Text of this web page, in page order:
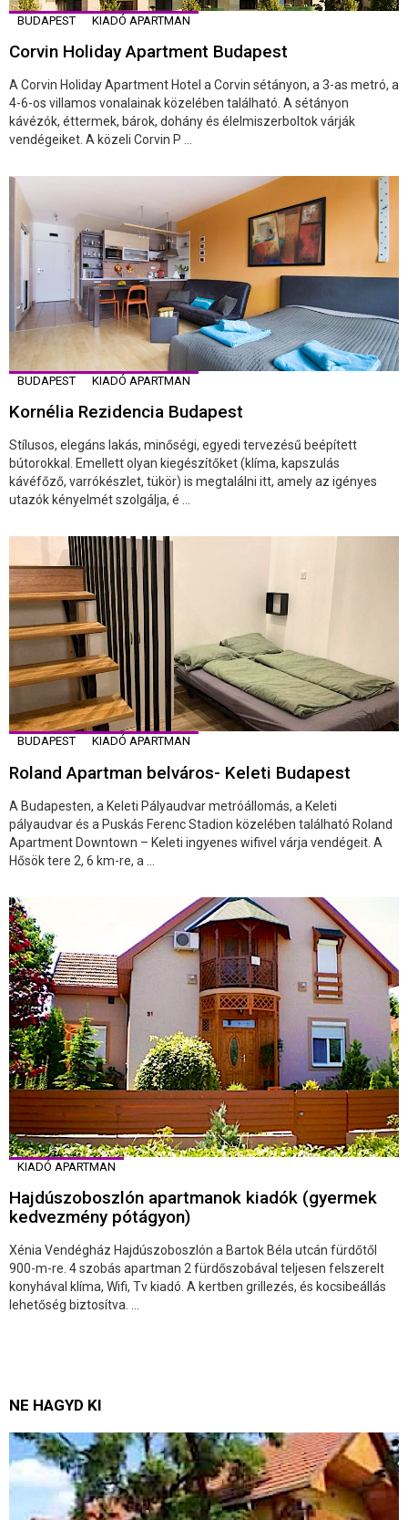
BUDAPEST KIADÓ APARTMAN
Corvin Holiday Apartment Budapest
A Corvin Holiday Apartment Hotel a Corvin sétányon, a 3-as metró, a
4-6-os villamos vonalainak közelében található. A sétányon
kávézók, éttermek, bárok, dohány és élelmiszerboltok várják
vendégeiket. A közeli Corvin P ...
BUDAPEST KIADÓ APARTMAN
Kornélia Rezidencia Budapest
Stílusos, elegáns lakás, minőségi, egyedi tervezésű beépített
bútorokkal. Emellett olyan kiegészítőket (klíma, kapszulás
kávéfőző, varrókészlet, tükör) is megtalálni itt, amely az igényes
utazók kényelmét szolgálja, é ...
BUDAPEST KIADÓ APARTMAN
Roland Apartman belváros- Keleti Budapest
A Budapesten, a Keleti Pályaudvar metróállomás, a Keleti
pályaudvar és a Puskás Ferenc Stadion közelében található Roland
Apartment Downtown – Keleti ingyenes wifivel várja vendégeit. A
Hősök tere 2, 6 km-re, a ...
KIADÓ APARTMAN
Hajdúszoboszlón apartmanok kiadók (gyermek
kedvezmény pótágyon)
Xénia Vendégház Hajdúszoboszlón a Bartok Béla utcán fürdőtől
900-m-re. 4 szobás apartman 2 fürdőszobával teljesen felszerelt
konyhával klíma, Wifi, Tv kiadó. A kertben grillezés, és kocsibeállás
lehetőség biztosítva. ...
NE HAGYD KI